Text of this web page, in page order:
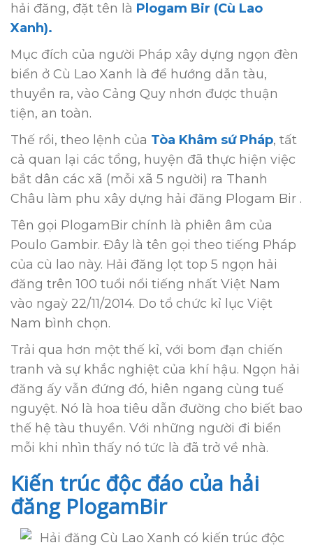
hải đăng, đặt tên là Plogam Bir (Cù Lao
Xanh).
Mục đích của người Pháp xây dựng ngọn đèn
biển ở Cù Lao Xanh là để hướng dẫn tàu,
thuyền ra, vào Cảng Quy nhơn được thuận
tiện, an toàn.
Thế rồi, theo lệnh của Tòa Khâm sứ Pháp, tất
cả quan lại các tổng, huyện đã thực hiện việc
bắt dân các xã (mỗi xã 5 người) ra Thanh
Châu làm phu xây dựng hải đăng Plogam Bir .
Tên gọi PlogamBir chính là phiên âm của
Poulo Gambir. Đây là tên gọi theo tiếng Pháp
của cù lao này. Hải đăng lọt top 5 ngọn hải
đăng trên 100 tuổi nổi tiếng nhất Việt Nam
vào ngaỳ 22/11/2014. Do tổ chức kỉ lục Việt
Nam bình chọn.
Trải qua hơn một thế kỉ, với bom đạn chiến
tranh và sự khắc nghiệt của khí hậu. Ngọn hải
đăng ấy vẫn đứng đó, hiên ngang cùng tuế
nguyệt. Nó là hoa tiêu dẫn đường cho biết bao
thế hệ tàu thuyền. Với những người đi biển
mỗi khi nhìn thấy nó tức là đã trở về nhà.
Kiến trúc độc đáo của hải
đăng PlogamBir